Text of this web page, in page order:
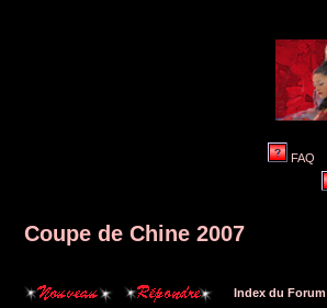
FAQ
Coupe de Chine 2007
Index du Forum